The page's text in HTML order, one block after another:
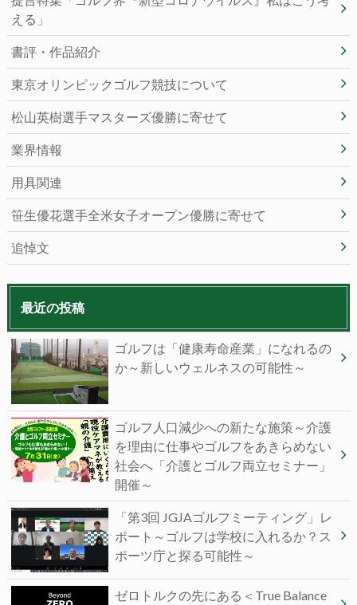
える」
書評・作品紹介
東京オリンピックゴルフ競技について
松山英樹選手マスターズ優勝に寄せて
業界情報
用具関連
笹生優花選手全米女子オープン優勝に寄せて
追悼文
最近の投稿
ゴルフは「健康寿命産業」になれるの
か～新しいウェルネスの可能性～
ゴルフ人口減少への新たな施策～介護
を理由に仕事やゴルフをあきらめない
社会へ「介護とゴルフ両立セミナー」
開催～
「第3回 JGJAゴルフミーティング」レ
ポート～ゴルフは学校に入れるか？ス
ポーツ庁と探る可能性～
ゼロトルクの先にある＜True Balance